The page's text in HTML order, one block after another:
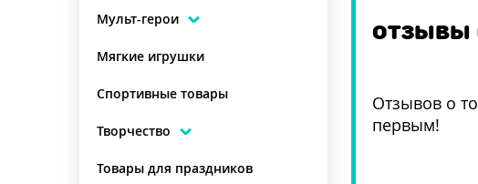
ОТЗЫВЫ
Отзывов о
первым!
Мульт-герои
Мягкие игрушки
Спортивные товары
Творчество
Товары для праздников